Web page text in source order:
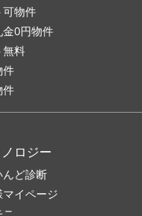
可物件
金0円物件
無料
件
件
ロジー
んど診断
マイページ